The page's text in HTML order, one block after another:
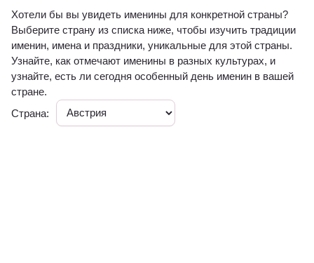
Хотели бы вы увидеть именины для конкретной страны?
Выберите страну из списка ниже, чтобы изучить традиции
именин, имена и праздники, уникальные для этой страны.
Узнайте, как отмечают именины в разных культурах, и
узнайте, есть ли сегодня особенный день именин в вашей
стране.
Страна: